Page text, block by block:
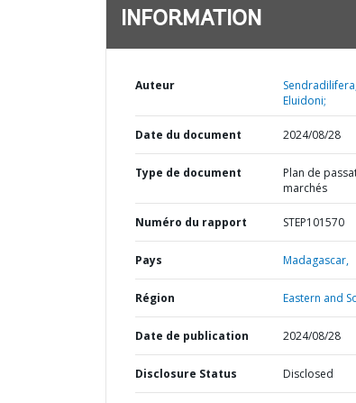
INFORMATION
Auteur
Eluidoni;
Date du document 2024/08/28
Type de document
Plan de
marchés
Numéro du rapport STEP101570
Pays Madagascar,
Région Eastern and
Date de publication 2024/08/28
Disclosure Status Disclosed